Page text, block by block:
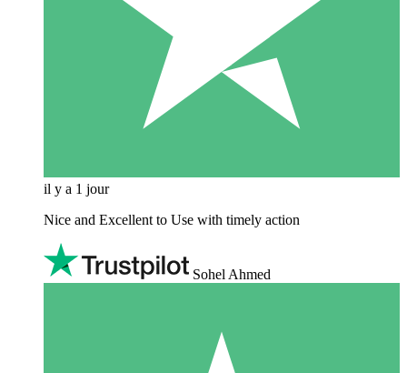
il y a 1 jour
Nice and Excellent to Use with timely action
Sohel Ahmed